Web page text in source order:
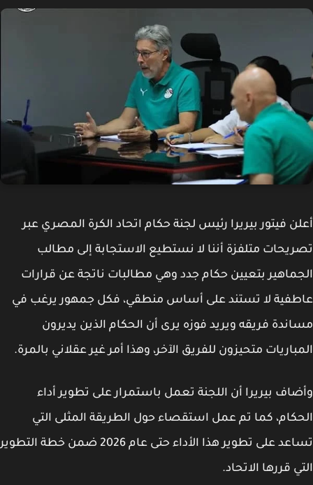
فيتور بيريرا رئيس لجنة حكام اتحاد الكرة المصري عبر
متلفزة أننا لا نستطيع الاستجابة إلى مطالب
بتعيين حكام جدد وهي مطالبات ناتجة عن قرارات
لا تستند على أساس منطقي، فكل جمهور يرغب في
فريقه ويريد فوزه يرى أن الحكام الذين يديرون
متحيزون للفريق الآخر، وهذا أمر غير عقلاني بالمرة.
بيريرا أن اللجنة تعمل باستمرار على تطوير أداء
كما تم عمل استقصاء حول الطريقة المثلى التي
تساعد على تطوير هذا الأداء حتى عام 2026 ضمن خطة التطوير
قررها الاتحاد.